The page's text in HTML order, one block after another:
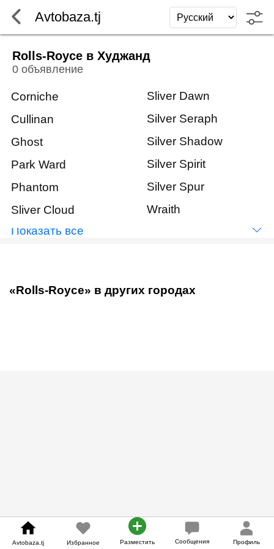
Avtobaza.tj
Rolls-Royce в Худжанд
0 объявление
Corniche
Cullinan
Ghost
Park Ward
Phantom
Sliver Cloud
Sliver Dawn
Silver Seraph
Silver Shadow
Silver Spirit
Silver Spur
Wraith
Показать всё
«Rolls-Royce» в других городах
Avtobaza.tj Избранное Разместить Сообщения Профиль